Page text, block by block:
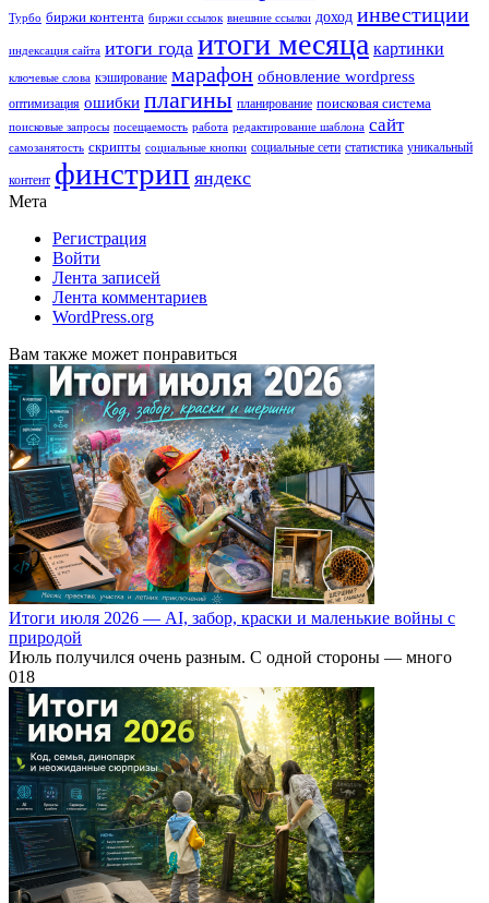
Турбо биржи контента биржи ссылок внешние ссылки доход инвестиции
индексация сайта итоги года итоги месяца картинки
ключевые слова кэширование марафон обновление wordpress
оптимизация ошибки плагины планирование поисковая система
поисковые запросы посещаемость работа редактирование шаблона сайт
самозанятость скрипты социальные кнопки социальные сети статистика уникальный
контент финстрип яндекс
Мета
Регистрация
Войти
Лента записей
Лента комментариев
WordPress.org
Вам также может понравиться
Итоги июля 2026 — AI, забор, краски и маленькие войны с
природой
Июль получился очень разным. С одной стороны — много
018